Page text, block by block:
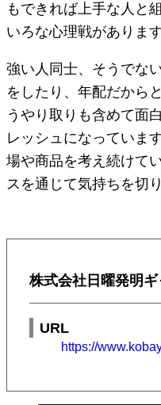
もできれば上手な人と
いろな心理戦があります
強い人同士、そうでな
をしたり、年配だから
うやり取りも含めて面
レッシュになっていま
場や商品を考え続けて
スを通じて気持ちを切
株式会社日曜発明
URL
https://